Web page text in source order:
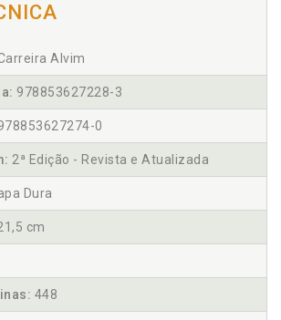
Alvim
978853627228-3
0
2ª Edição - Revista e Atualizada
Dura
cm
448